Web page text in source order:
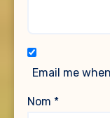
Email me
Nom *